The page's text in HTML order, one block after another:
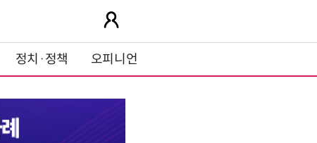
정치·정책 오피니언